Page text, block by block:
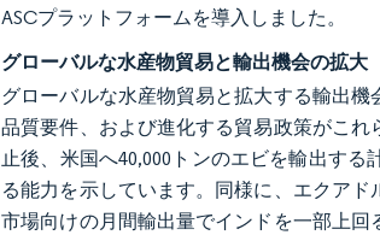
ASCプラットフォームを導入しました。
グローバルな水産物貿易と輸出機会の拡大
グローバルな水産物貿易と拡大する輸出
品質要件、および進化する貿易政策がこ
止後、米国へ40,000トンのエビを輸出す
る能力を示しています。同様に、エクア
市場向けの月間輸出量でインドを一部上